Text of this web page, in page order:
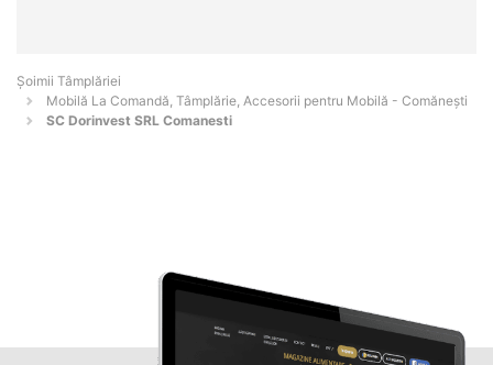
Șoimii Tâmplăriei
Mobilă La Comandă, Tâmplărie, Accesorii pentru Mobilă - Comăneşti
SC Dorinvest SRL Comanesti